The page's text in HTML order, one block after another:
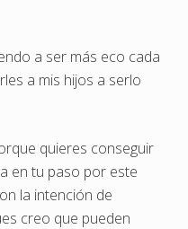
a ser más eco cada
a mis hijos a serlo
quieres conseguir
en tu paso por este
la intención de
creo que pueden